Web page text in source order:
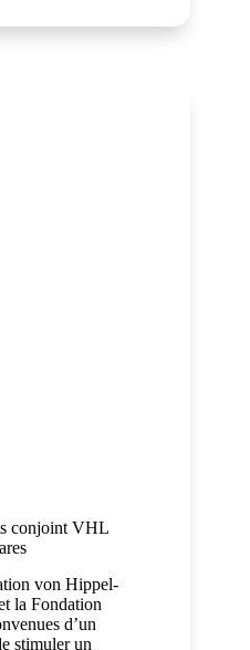
conjoint VHL
von Hippel-
la Fondation
d’un
stimuler un